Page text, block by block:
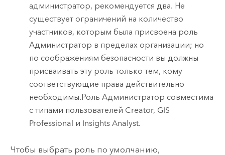
администратор, рекомендуется два. Не
существует ограничений на количество
участников, которым была присвоена роль
Администратор в пределах организации; но
по соображениям безопасности вы должны
присваивать эту роль только тем, кому
соответствующие права действительно
необходимы.Роль Администратор совместима
с типами пользователей Creator, GIS
Professional и Insights Analyst.
Чтобы выбрать роль по умолчанию,